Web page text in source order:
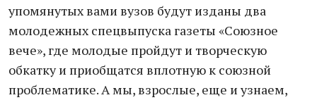
упомянутых вами вузов будут изданы два
молодежных спецвыпуска газеты «Союзное
вече», где молодые пройдут и творческую
обкатку и приобщатся вплотную к союзной
проблематике. А мы, взрослые, еще и узнаем,